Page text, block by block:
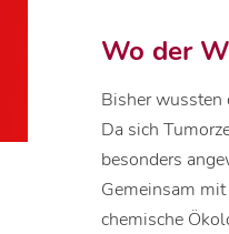
Wo der
Bisher wussten
Da sich
besonders
Gemeinsam
chemische